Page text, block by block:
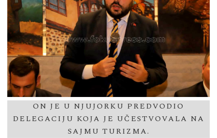
ON JE U NJUJORKU PREDVODIO
DELEGACIJU KOJA JE UČESTVOVALA NA
SAJMU TURIZMA.